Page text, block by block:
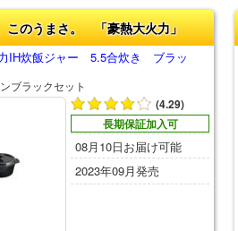
このうまさ。 「豪熱大火力」
IH炊飯ジャー 5.5合炊き ブラッ
ブラックセット
(4.29)
長期保証加入可
08月10日お届け可能
2023年09月発売